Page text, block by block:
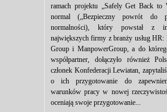
ramach projektu „Safely Get Back
normal („Bezpieczny powrót do
normalności), który powstał z
największych firmy z branży usług HR:
Group i ManpowerGroup, a do
współpartner, dołączyło również
członek Konfederacji Lewiatan,
o ich przygotowanie do
warunków pracy w nowej
oceniają swoje przygotowanie...